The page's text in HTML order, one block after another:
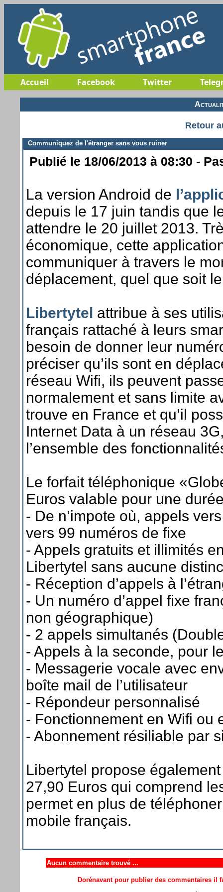
Accueil Facebook Twitter
Retour
Communiquez de l'étranger sans vous ruiner
Publié le 18/06/2013 à 08:30 -
La version Android de
depuis le 17 juin tandis que
attendre le 20 juillet 2013.
économique, cette
communiquer à travers le
déplacement, quel que soit
Libertytel attribue à ses
français rattaché à leurs
besoin de donner leur
préciser qu’ils sont en
réseau Wifi, ils peuvent
normalement et sans limite
trouve en France et qu’il
Internet Data à un réseau
l’ensemble des
Le forfait téléphonique
Euros valable pour une
- De n’impote où, appels
vers 99 numéros de fixe
- Appels gratuits et illimités
Libertytel sans aucune
- Réception d’appels à
- Un numéro d’appel fixe
non géographique)
- 2 appels simultanés
- Appels à la seconde, pour
- Messagerie vocale avec
boîte mail de l’utilisateur
- Répondeur personnalisé
- Fonctionnement en Wifi ou
- Abonnement résiliable par
Libertytel propose
27,90 Euros qui comprend
permet en plus de
mobile français.
Aucun commentaire trouvé ...
Dorénavant pour publier des commentaires il